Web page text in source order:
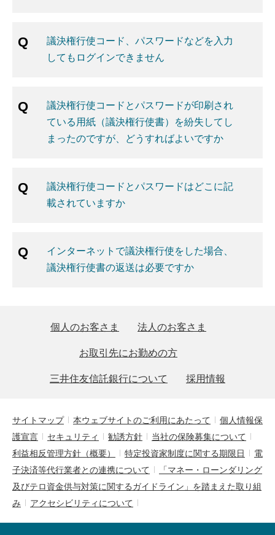
議決権行使コード、パスワードなどを入力
してもログインできません
議決権行使コードとパスワードが印刷され
ている用紙（議決権行使書）を紛失してし
まったのですが、どうすればよいですか
議決権行使コードとパスワードはどこに記
載されていますか
インターネットで議決権行使をした場合、
議決権行使書の返送は必要ですか
個人のお客さま
法人のお客さま
お取引先にお勤めの方
三井住友信託銀行について
採用情報
サイトマップ 本ウェブサイトのご利用にあたって
個人情報保
護宣言
セキュリティ 勧誘方針
当社の保険募集について
利益相反管理方針（概要）
特定投資家制度に関する期限日
電
子決済等代行業者との連携について
「マネー・ローンダリング
及びテロ資金供与対策に関するガイドライン」を踏まえた取り組
み
アクセシビリティについて